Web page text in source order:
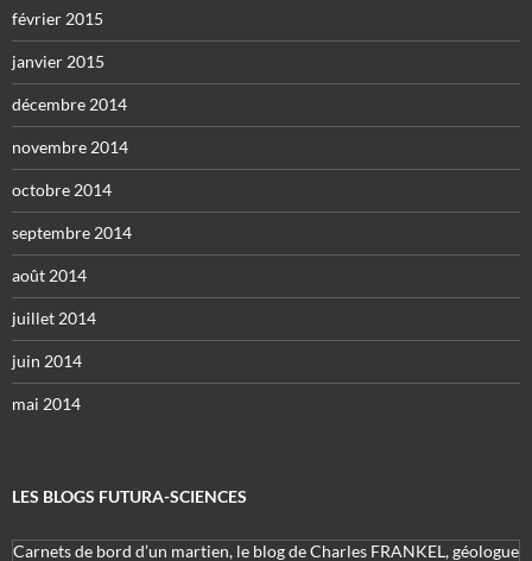
février 2015
janvier 2015
décembre 2014
novembre 2014
octobre 2014
septembre 2014
août 2014
juillet 2014
juin 2014
mai 2014
LES BLOGS FUTURA-SCIENCES
Carnets de bord d’un martien, le blog de Charles FRANKEL, géologue